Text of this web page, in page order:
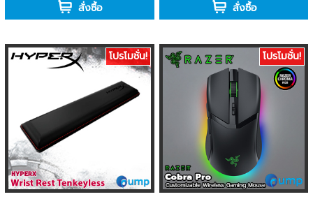
สั่งซื้อ สั่งซื้อ
โปรโมชั่น! โปรโมชั่น!